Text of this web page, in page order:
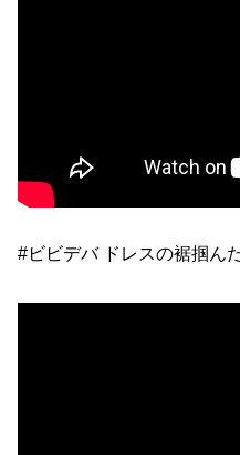
#ビビデバ ドレスの裾掴ん